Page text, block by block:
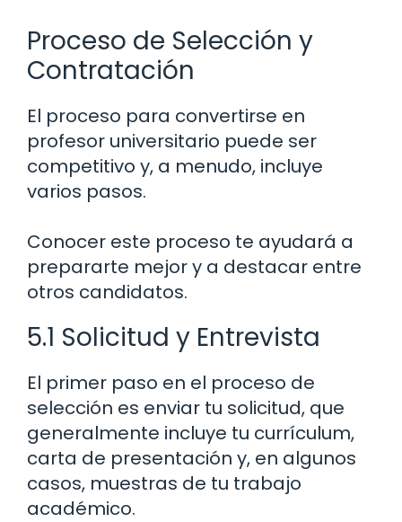
Proceso de Selección y
Contratación
El proceso para convertirse en
profesor universitario puede ser
competitivo y, a menudo, incluye
varios pasos.
Conocer este proceso te ayudará a
prepararte mejor y a destacar entre
otros candidatos.
5.1 Solicitud y Entrevista
El primer paso en el proceso de
selección es enviar tu solicitud, que
generalmente incluye tu currículum,
carta de presentación y, en algunos
casos, muestras de tu trabajo
académico.